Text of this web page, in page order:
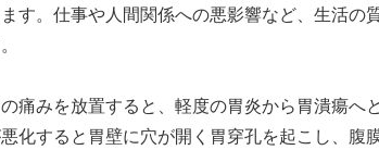
す。仕事や人間関係への悪影響など、生活の
痛みを放置すると、軽度の胃炎から胃潰瘍へ
化すると胃壁に穴が開く胃穿孔を起こし、腹